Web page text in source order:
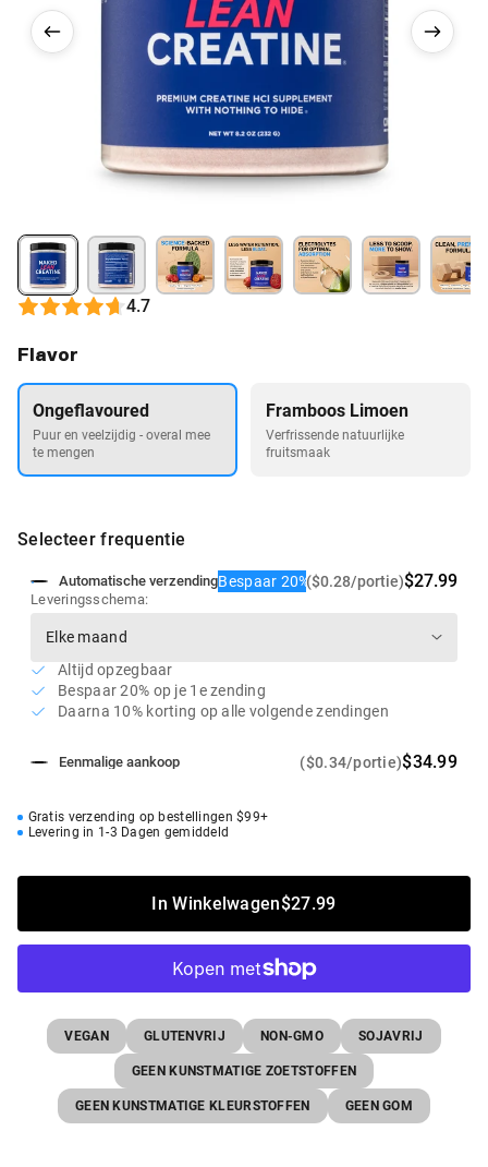
4.7
Flavor
Ongeflavoured
Puur en veelzijdig - overal mee
te mengen
Framboos Limoen
Verfrissende natuurlijke
fruitsmaak
Selecteer frequentie
Eenmalige aankoop ($0.34/portie)$34.99
Automatische verzendingBespaar 20%($0.28/portie)$27.99
Leveringsschema:
Altijd opzegbaar
Bespaar 20% op je 1e zending
Daarna 10% korting op alle volgende zendingen
Gratis verzending op bestellingen $99+
Levering in 1-3 Dagen gemiddeld
In Winkelwagen$27.99
VEGAN GLUTENVRIJ NON-GMO SOJAVRIJ
GEEN KUNSTMATIGE ZOETSTOFFEN
GEEN KUNSTMATIGE KLEURSTOFFEN GEEN GOM